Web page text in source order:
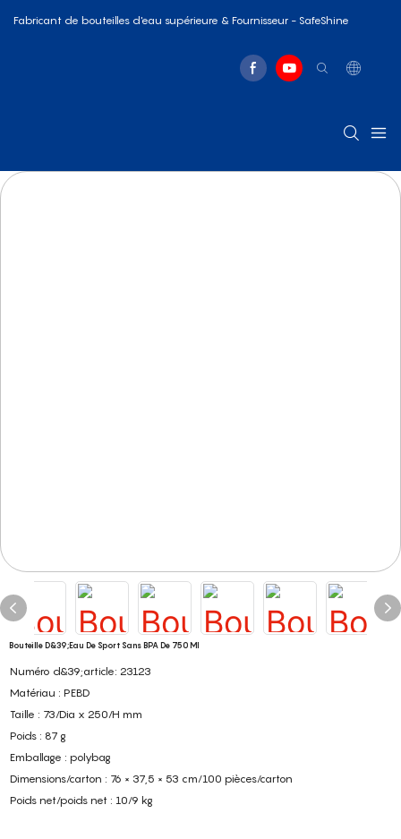
Fabricant de bouteilles d'eau supérieure & Fournisseur - SafeShine
Bouteille D&39;eau De Sport Sans BPA De 750 Ml
Numéro d&39;article: 23123
Matériau : PEBD
Taille : 73/Dia x 250/H mm
Poids : 87 g
Emballage : polybag
Dimensions/carton : 76 × 37,5 × 53 cm/100 pièces/carton
Poids net/poids net : 10/9 kg